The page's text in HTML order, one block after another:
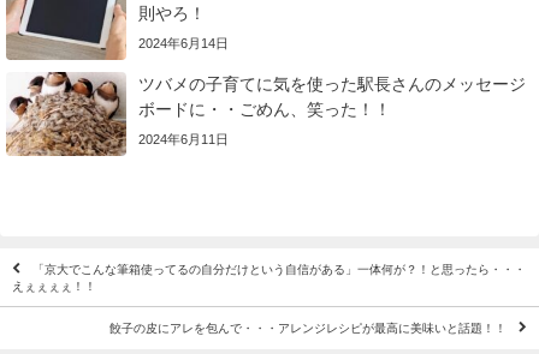
則やろ！
2024年6月14日
ツバメの子育てに気を使った駅長さんのメッセージ
ボードに・・ごめん、笑った！！
2024年6月11日
「京大でこんな筆箱使ってるの自分だけという自信がある」一体何が？！と思ったら・・・
えぇぇぇぇ！！
餃子の皮にアレを包んで・・・アレンジレシピが最高に美味いと話題！！